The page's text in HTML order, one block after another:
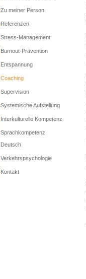
Zu meiner Person
Referenzen
Stress-Management
Burnout-Prävention
Entspannung
Coaching
Supervision
Systemische Aufstellung
Interkulturelle Kompetenz
Sprachkompetenz
Deutsch
Verkehrspsychologie
Kontakt